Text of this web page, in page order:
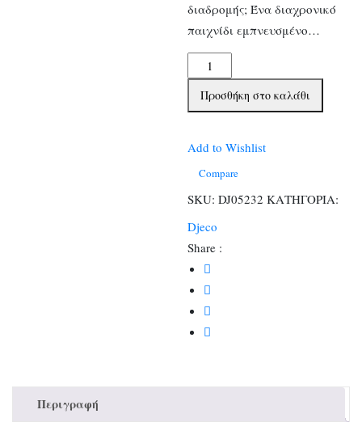
διαδρομής; Ένα διαχρονικό
παιχνίδι εμπνευσμένο…
Djeco
Επιτραπέζιο
Goose
Η
χήνα
Προσθήκη στο καλάθι
Add to Wishlist
Compare
SKU: DJ05232 ΚΑΤΗΓΟΡΙΑ:
Djeco
Share :
Περιγραφή